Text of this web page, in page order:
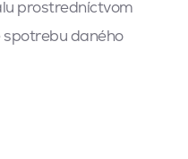
prostredníctvom
spotrebu daného